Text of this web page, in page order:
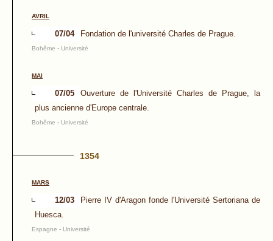
AVRIL
07/04 Fondation de l'université Charles de Prague.
Bohême - Université
MAI
07/05
Ouverture de l'Université Charles de Prague, la
plus ancienne d'Europe centrale.
Bohême - Université
1354
MARS
12/03
Pierre IV d'Aragon fonde l'Université Sertoriana de
Huesca.
Espagne - Université